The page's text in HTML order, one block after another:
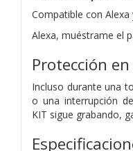
Compatible con
Alexa, muéstrame el
Protección
Incluso durante una
o una interrupción
KIT sigue grabando,